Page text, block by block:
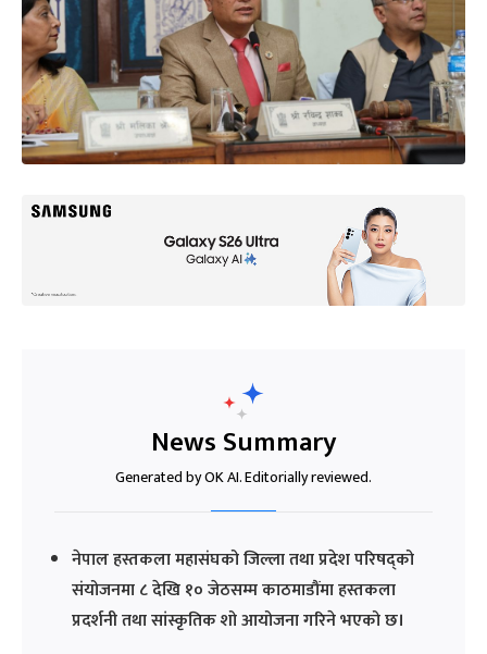
News Summary
Generated by OK AI. Editorially reviewed.
नेपाल हस्तकला महासंघको जिल्ला तथा प्रदेश परिषद्को
संयोजनमा ८ देखि १० जेठसम्म काठमाडौंमा हस्तकला
प्रदर्शनी तथा सांस्कृतिक शो आयोजना गरिने भएको छ।